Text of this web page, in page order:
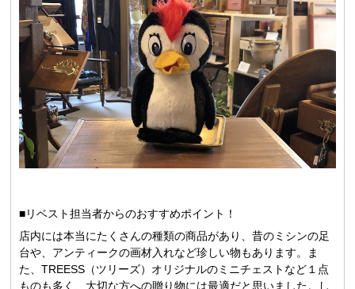
■リベスト担当者からのおすすめポイント！
店内には本当にたくさんの種類の商品があり、昔のミシンの足
台や、アンティークの画材入れなど珍しい物もあります。ま
た、TREESS（ツリーズ）オリジナルのミニチェストなど１点
ものも多く、大切な方への贈り物には最適だと思いました。し